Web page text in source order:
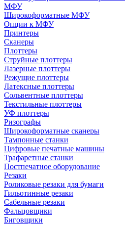
МФУ
Широкоформатные МФУ
Опции к МФУ
Принтеры
Сканеры
Плоттеры
Струйные плоттеры
Лазерные плоттеры
Режущие плоттеры
Латексные плоттеры
Сольвентные плоттеры
Текстильные плоттеры
УФ плоттеры
Ризографы
Широкоформатные сканеры
Тампонные станки
Цифровые печатные машины
Трафаретные станки
Постпечатное оборудование
Резаки
Роликовые резаки для бумаги
Гильотинные резаки
Сабельные резаки
Фальцовщики
Биговщики